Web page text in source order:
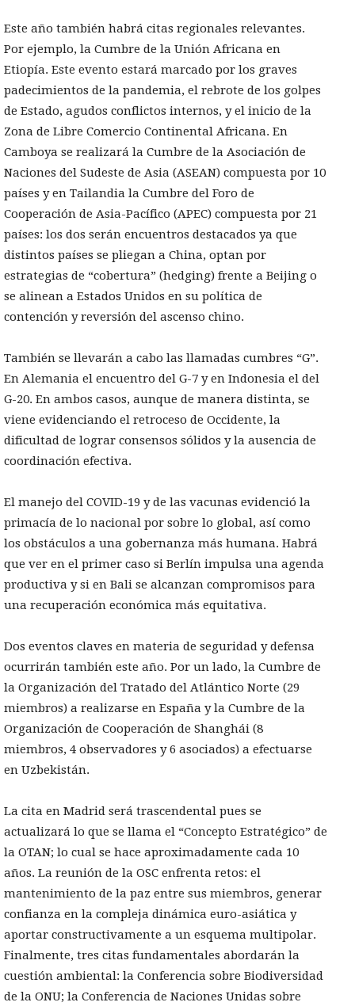
Este año también habrá citas regionales relevantes.
Por ejemplo, la Cumbre de la Unión Africana en
Etiopía. Este evento estará marcado por los graves
padecimientos de la pandemia, el rebrote de los golpes
de Estado, agudos conflictos internos, y el inicio de la
Zona de Libre Comercio Continental Africana. En
Camboya se realizará la Cumbre de la Asociación de
Naciones del Sudeste de Asia (ASEAN) compuesta por 10
países y en Tailandia la Cumbre del Foro de
Cooperación de Asia-Pacífico (APEC) compuesta por 21
países: los dos serán encuentros destacados ya que
distintos países se pliegan a China, optan por
estrategias de “cobertura” (hedging) frente a Beijing o
se alinean a Estados Unidos en su política de
contención y reversión del ascenso chino.
También se llevarán a cabo las llamadas cumbres “G”.
En Alemania el encuentro del G-7 y en Indonesia el del
G-20. En ambos casos, aunque de manera distinta, se
viene evidenciando el retroceso de Occidente, la
dificultad de lograr consensos sólidos y la ausencia de
coordinación efectiva.
El manejo del COVID-19 y de las vacunas evidenció la
primacía de lo nacional por sobre lo global, así como
los obstáculos a una gobernanza más humana. Habrá
que ver en el primer caso si Berlín impulsa una agenda
productiva y si en Bali se alcanzan compromisos para
una recuperación económica más equitativa.
Dos eventos claves en materia de seguridad y defensa
ocurrirán también este año. Por un lado, la Cumbre de
la Organización del Tratado del Atlántico Norte (29
miembros) a realizarse en España y la Cumbre de la
Organización de Cooperación de Shanghái (8
miembros, 4 observadores y 6 asociados) a efectuarse
en Uzbekistán.
La cita en Madrid será trascendental pues se
actualizará lo que se llama el “Concepto Estratégico” de
la OTAN; lo cual se hace aproximadamente cada 10
años. La reunión de la OSC enfrenta retos: el
mantenimiento de la paz entre sus miembros, generar
confianza en la compleja dinámica euro-asiática y
aportar constructivamente a un esquema multipolar.
Finalmente, tres citas fundamentales abordarán la
cuestión ambiental: la Conferencia sobre Biodiversidad
de la ONU; la Conferencia de Naciones Unidas sobre